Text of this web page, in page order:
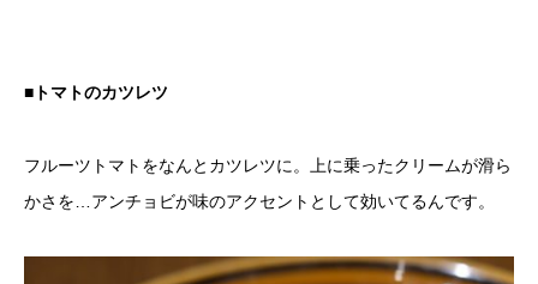
■トマトのカツレツ
フルーツトマトをなんとカツレツに。上に乗ったクリームが滑ら
かさを…アンチョビが味のアクセントとして効いてるんです。